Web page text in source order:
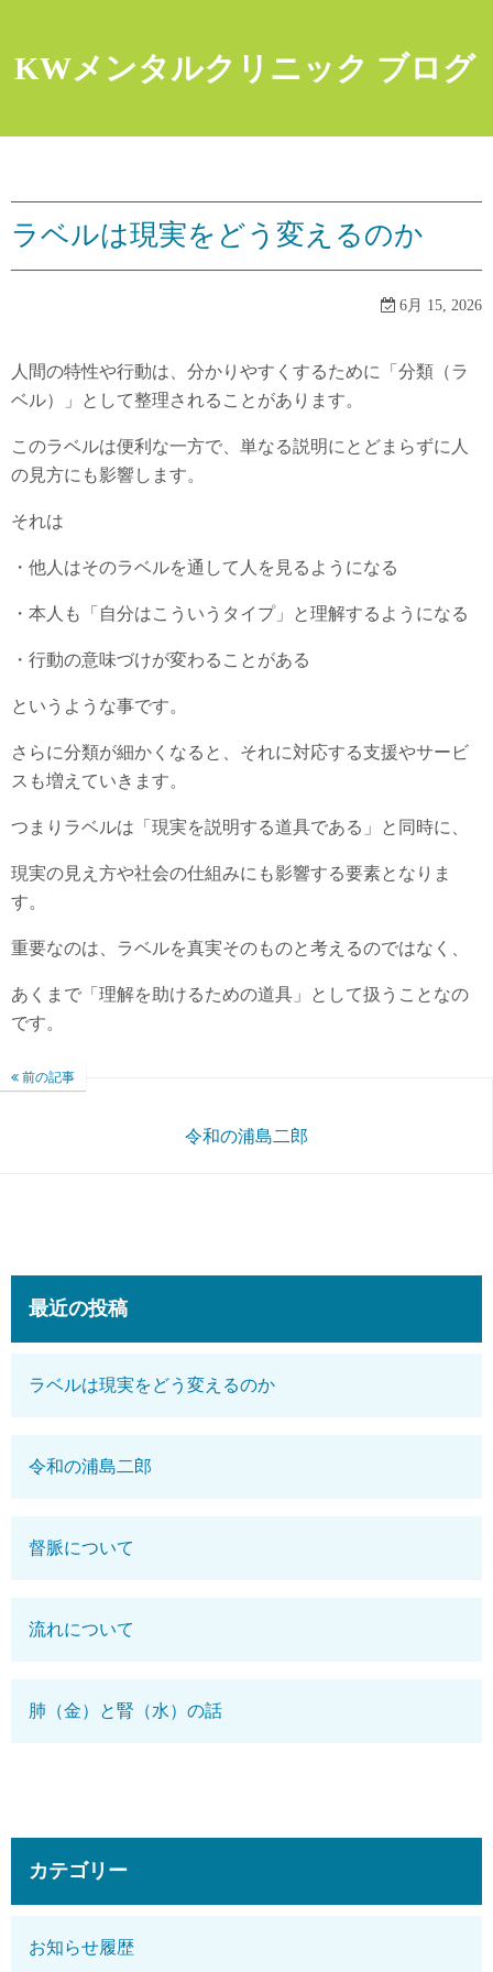
プ
KWメンタルクリニック ブログ
ラベルは現実をどう変えるのか
6月 15, 2026
人間の特性や行動は、分かりやすくするために「分類（ラ
ベル）」として整理されることがあります。
このラベルは便利な一方で、単なる説明にとどまらずに人
の見方にも影響します。
それは
・他人はそのラベルを通して人を見るようになる
・本人も「自分はこういうタイプ」と理解するようになる
・行動の意味づけが変わることがある
というような事です。
さらに分類が細かくなると、それに対応する支援やサービ
スも増えていきます。
つまりラベルは「現実を説明する道具である」と同時に、
現実の見え方や社会の仕組みにも影響する要素となりま
す。
重要なのは、ラベルを真実そのものと考えるのではなく、
あくまで「理解を助けるための道具」として扱うことなの
です。
前の記事
令和の浦島二郎
最近の投稿
ラベルは現実をどう変えるのか
令和の浦島二郎
督脈について
流れについて
肺（金）と腎（水）の話
カテゴリー
お知らせ履歴